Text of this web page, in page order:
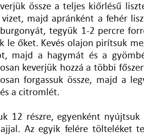
össze a teljes kiőrlésű
majd apránként a fehér
tegyük 1-2 percre
le őket. Kevés olajon pirítsuk
majd a hagymát és a
keverjük hozzá a többi
forgassuk össze, majd a
a citromlét.
12 részre, egyenként nyújtsuk
Az egyik felére tölteléket